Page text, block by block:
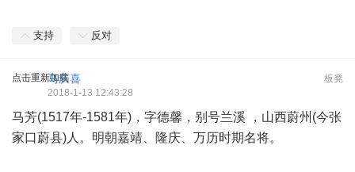
支持 反对
点击重新加载 板凳
马庆喜
2018-1-13 12:43:28
马芳(1517年-1581年)，字德馨，别号兰溪 ，山西蔚州(今张
家口蔚县)人。明朝嘉靖、隆庆、万历时期名将。